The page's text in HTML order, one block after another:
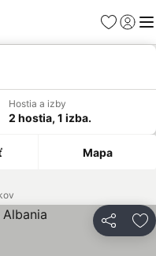
Obľúbené
Hostia a izby
2 hostia, 1 izba.
Mapa
Zdieľať